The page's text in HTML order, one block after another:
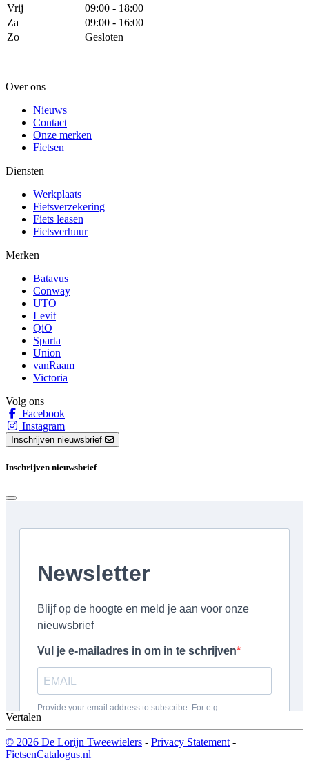
Vrij
09:00 - 18:00
Za
09:00 - 16:00
Zo
Gesloten
Over ons
Nieuws
Contact
Onze merken
Fietsen
Diensten
Werkplaats
Fietsverzekering
Fiets leasen
Fietsverhuur
Merken
Batavus
Conway
UTO
Levit
QiO
Sparta
Union
vanRaam
Victoria
Volg ons
Facebook
Instagram
Inschrijven nieuwsbrief
Inschrijven nieuwsbrief
Vertalen
© 2026 De Lorijn Tweewielers - Privacy Statement -
FietsenCatalogus.nl